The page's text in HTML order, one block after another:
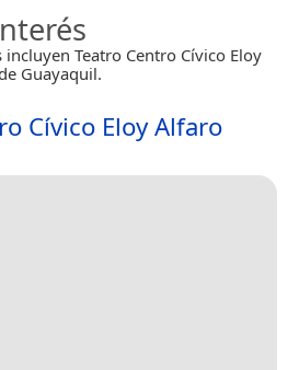
Teatro Centro Cívico Eloy
Guayaquil.
Cívico Eloy Alfaro